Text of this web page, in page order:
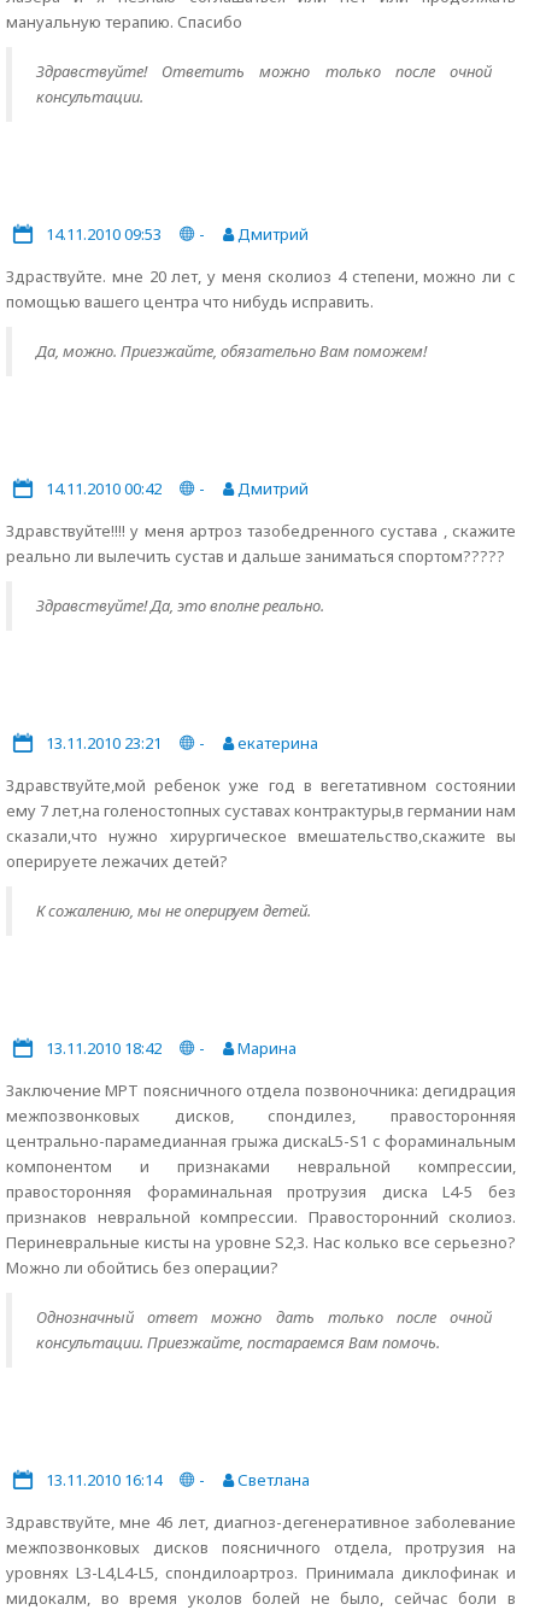
мануальную терапию. Спасибо
Здравствуйте! Ответить можно только после очной
консультации.
14.11.2010 09:53 -
Дмитрий
Здраствуйте. мне 20 лет, у меня сколиоз 4 степени, можно ли с
помощью вашего центра что нибудь исправить.
Да, можно. Приезжайте, обязательно Вам поможем!
14.11.2010 00:42 -
Дмитрий
Здравствуйте!!!! у меня артроз тазобедренного сустава , скажите
реально ли вылечить сустав и дальше заниматься спортом?????
Здравствуйте! Да, это вполне реально.
13.11.2010 23:21 -
екатерина
Здравствуйте,мой ребенок уже год в вегетативном состоянии
ему 7 лет,на голеностопных суставах контрактуры,в германии нам
сказали,что нужно хирургическое вмешательство,скажите вы
оперируете лежачих детей?
К сожалению, мы не оперируем детей.
13.11.2010 18:42 -
Марина
Заключение МРТ поясничного отдела позвоночника: дегидрация
межпозвонковых дисков, спондилез, правосторонняя
центрально-парамедианная грыжа дискаL5-S1 с фораминальным
компонентом и признаками невральной компрессии,
правосторонняя фораминальная протрузия диска L4-5 без
признаков невральной компрессии. Правосторонний сколиоз.
Периневральные кисты на уровне S2,3. Нас колько все серьезно?
Можно ли обойтись без операции?
Однозначный ответ можно дать только после очной
консультации. Приезжайте, постараемся Вам помочь.
13.11.2010 16:14 -
Светлана
Здравствуйте, мне 46 лет, диагноз-дегенеративное заболевание
межпозвонковых дисков поясничного отдела, протрузия на
уровнях L3-L4,L4-L5, спондилоартроз. Принимала диклофинак и
мидокалм, во время уколов болей не было, сейчас боли в